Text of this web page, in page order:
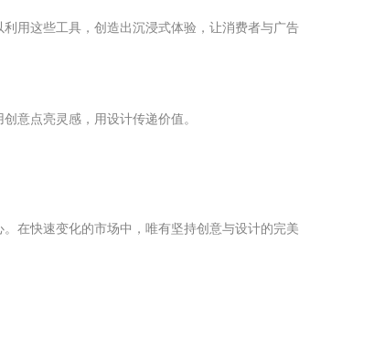
用这些工具，创造出沉浸式体验，让消费者与广告
意点亮灵感，用设计传递价值。
在快速变化的市场中，唯有坚持创意与设计的完美